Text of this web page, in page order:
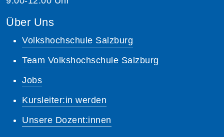
Über Uns
Volkshochschule Salzburg
Team Volkshochschule Salzburg
Jobs
Kursleiter:in werden
Unsere Dozent:innen